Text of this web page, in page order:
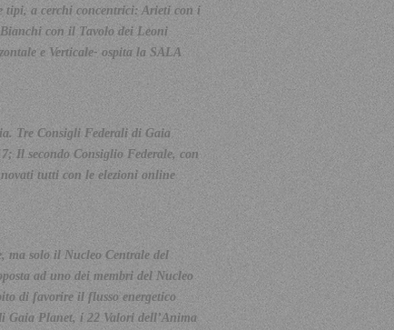
tipi, a cerchi concentrici: Arieti con i
con il Tavolo dei Leoni
e Verticale- ospita la SALA
Tre Consigli Federali di Gaia
Il secondo Consiglio Federale, con
tutti con le elezioni online
ma solo il Nucleo Centrale del
ad uno dei membri del Nucleo
di favorire il flusso energetico
Gaia Planet, i 22 Valori dell’Anima